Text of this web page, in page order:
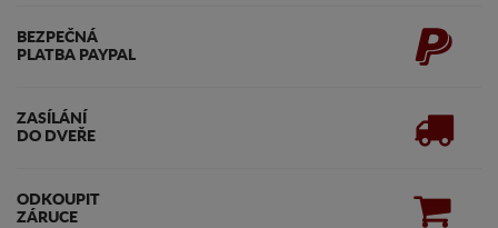
BEZPEČNÁ
PLATBA PAYPAL
ZASÍLÁNÍ
DO DVEŘE
ODKOUPIT
ZÁRUCE